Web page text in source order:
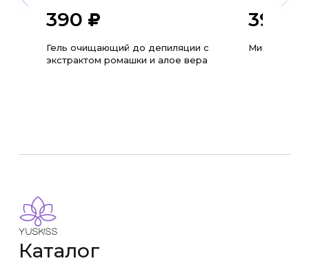
390
Гель очищающий до депиляции с
экстрактом ромашки и алое вера
390
Каталог